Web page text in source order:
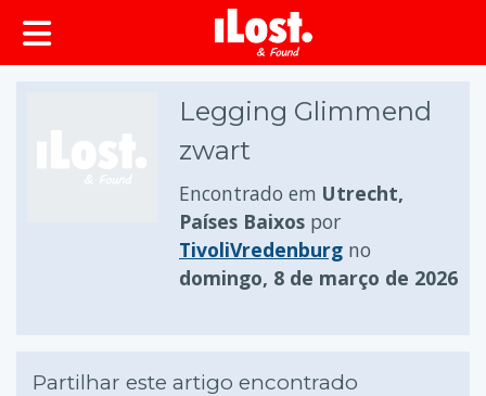
conteúdo principal
Legging Glimmend
zwart
Encontrado em Utrecht,
Países Baixos por
TivoliVredenburg no
domingo, 8 de março de 2026
Partilhar este artigo encontrado